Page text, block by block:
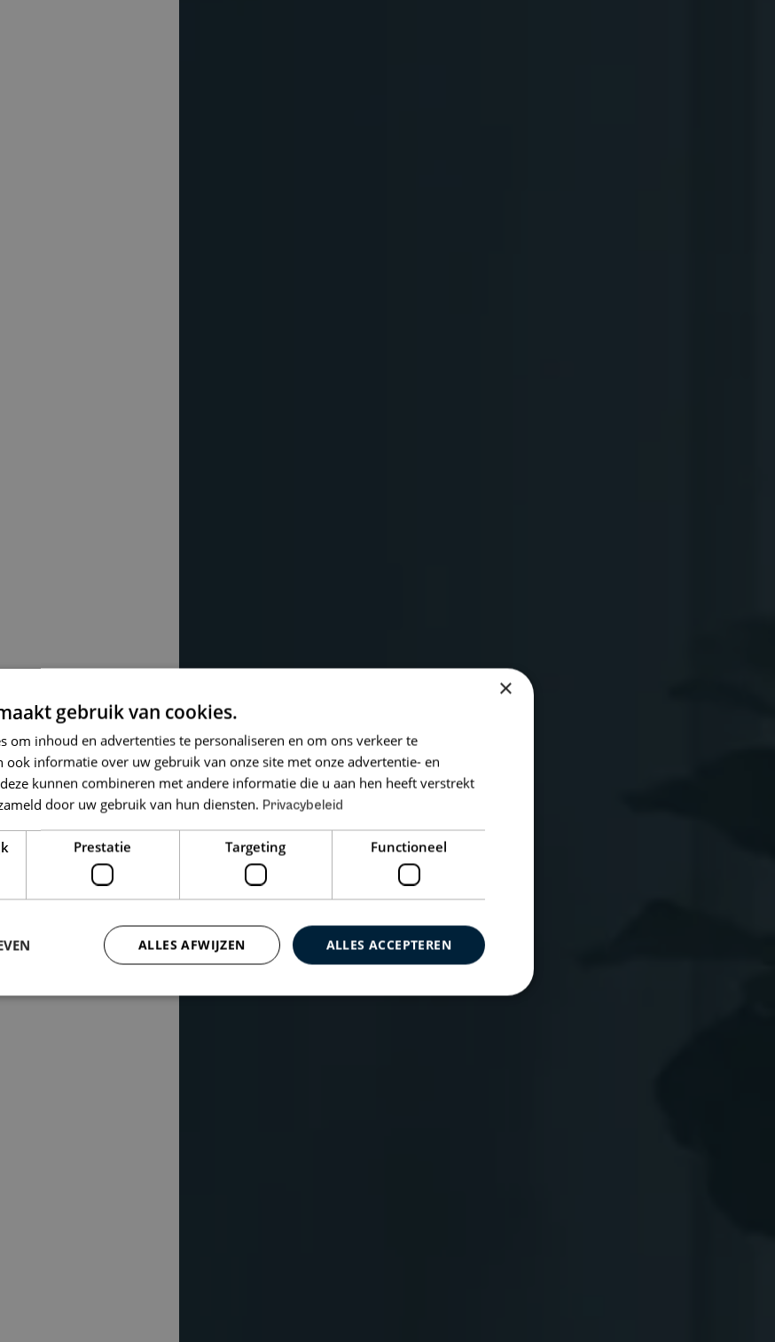
×
gebruik van cookies.
om inhoud en advertenties te personaliseren en om ons verkeer te
ook informatie over uw gebruik van onze site met onze advertentie- en
kunnen combineren met andere informatie die u aan hen heeft verstrekt
door uw gebruik van hun diensten. Privacybeleid
Prestatie Targeting Functioneel
ALLES ACCEPTEREN
ALLES AFWIJZEN